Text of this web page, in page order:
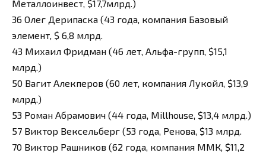
Металлоинвест, $17,7млрд.)
36 Олег Дерипаска (43 года, компания Базовый
элемент, $ 6,8 млрд.
43 Михаил Фридман (46 лет, Альфа-групп, $15,1
млрд.)
50 Вагит Алекперов (60 лет, компания Лукойл, $13,9
млрд.)
53 Роман Абрамович (44 года, Millhouse, $13,4 млрд.)
57 Виктор Вексельберг (53 года, Ренова, $13 млрд.
70 Виктор Рашников (62 года, компания ММК, $11,2